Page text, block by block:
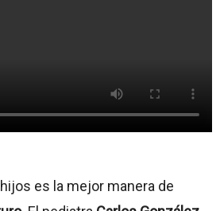
es la mejor manera de